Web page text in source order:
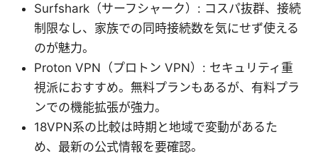
Surfshark（サーフシャーク）: コスパ抜群、接続
制限なし、家族での同時接続数を気にせず使える
のが魅力。
Proton VPN（プロトン VPN）: セキュリティ重
視派におすすめ。無料プランもあるが、有料プラ
ンでの機能拡張が強力。
18VPN系の比較は時期と地域で変動があるた
め、最新の公式情報を要確認。